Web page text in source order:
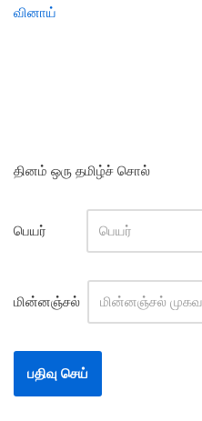
வினாய்
தினம் ஒரு தமிழ்ச் சொல்
பெயர்
மின்னஞ்சல்